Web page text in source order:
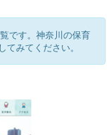
です。神奈川の保育
みてください。